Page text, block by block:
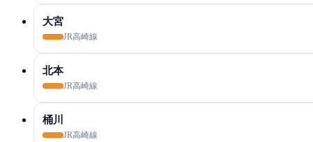
大宮
JR高崎線
北本
JR高崎線
桶川
JR高崎線